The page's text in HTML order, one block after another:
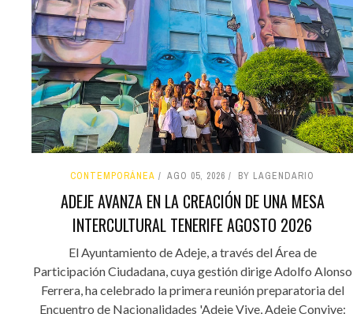
CONTEMPORÁNEA AGO 05, 2026 BY LAGENDARIO
ADEJE AVANZA EN LA CREACIÓN DE UNA MESA
INTERCULTURAL TENERIFE AGOSTO 2026
El Ayuntamiento de Adeje, a través del Área de
Participación Ciudadana, cuya gestión dirige Adolfo Alonso
Ferrera, ha celebrado la primera reunión preparatoria del
Encuentro de Nacionalidades 'Adeje Vive, Adeje Convive: